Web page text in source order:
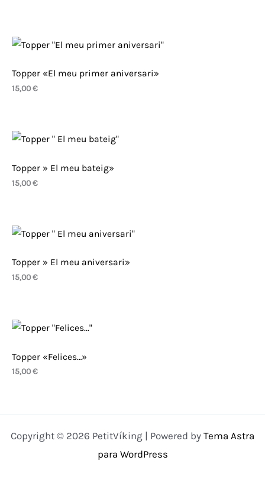
Topper «El meu primer aniversari»
15,00€
Topper » El meu bateig»
15,00€
Topper » El meu aniversari»
15,00€
Topper «Felices…»
15,00€
Copyright © 2026 PetitVíking | Powered by Tema Astra
para WordPress